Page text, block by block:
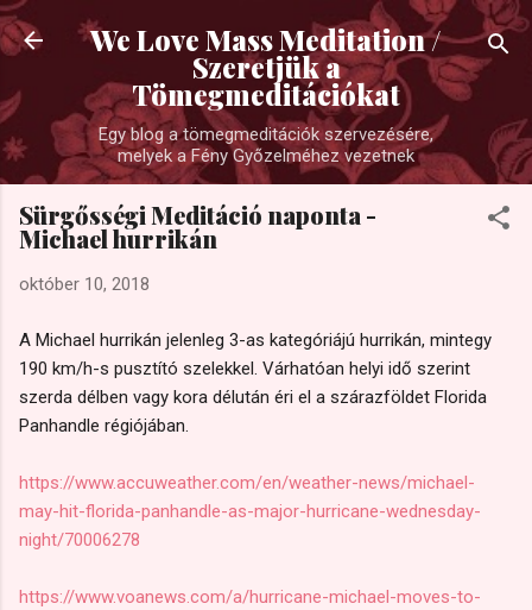
Ugrás a fő tartalomra
We Love Mass Meditation /
Szeretjük a
Tömegmeditációkat
Egy blog a tömegmeditációk szervezésére,
melyek a Fény Győzelméhez vezetnek
Sürgősségi Meditáció naponta -
Michael hurrikán
október 10, 2018
A Michael hurrikán jelenleg 3-as kategóriájú hurrikán, mintegy
190 km/h-s pusztító szelekkel. Várhatóan helyi idő szerint
szerda délben vagy kora délután éri el a szárazföldet Florida
Panhandle régiójában.
https://www.accuweather.com/en/weather-news/michael-
may-hit-florida-panhandle-as-major-hurricane-wednesday-
night/70006278
https://www.voanews.com/a/hurricane-michael-moves-to-